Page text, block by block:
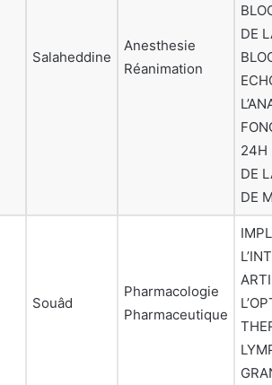
Salaheddine
Anesthesie
Réanimation
DE
24H
DE
DE
Souâd
Pharmacologie
Pharmaceutique